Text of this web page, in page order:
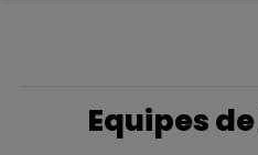
Equipes